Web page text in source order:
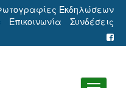
Εκδηλώσεων
Επικοινωνία Συνδέσεις